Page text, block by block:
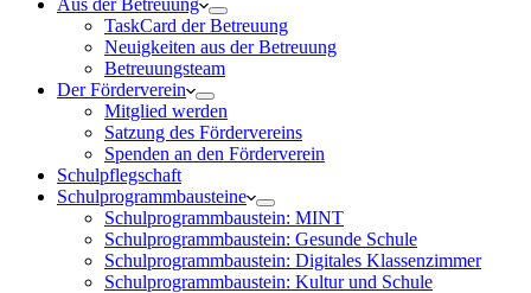
Aus der Betreuung
TaskCard der Betreuung
Neuigkeiten aus der Betreuung
Betreuungsteam
Der Förderverein
Mitglied werden
Satzung des Fördervereins
Spenden an den Förderverein
Schulpflegschaft
Schulprogrammbausteine
Schulprogrammbaustein: MINT
Schulprogrammbaustein: Gesunde Schule
Schulprogrammbaustein: Digitales Klassenzimmer
Schulprogrammbaustein: Kultur und Schule